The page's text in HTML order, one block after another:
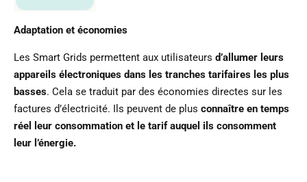
Adaptation et économies
Les Smart Grids permettent aux utilisateurs d’allumer leurs
appareils électroniques dans les tranches tarifaires les plus
basses. Cela se traduit par des économies directes sur les
factures d’électricité. Ils peuvent de plus connaître en temps
réel leur consommation et le tarif auquel ils consomment
leur l’énergie.